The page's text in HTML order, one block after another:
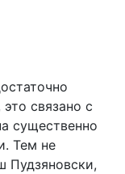
связано с
существенно
Тем не
Пудзяновски,